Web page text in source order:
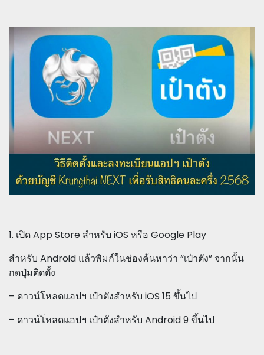
1. เปิด App Store สำหรับ iOS หรือ Google Play
สำหรับ Android แล้วพิมก์ในช่องค้นหาว่า “เป๋าตัง” จากนั้น
กดปุ่มติดตั้ง
– ดาวน์โหลดแอปฯ เป๋าตังสำหรับ iOS 15 ขึ้นไป
– ดาวน์โหลดแอปฯ เป๋าตังสำหรับ Android 9 ขึ้นไป